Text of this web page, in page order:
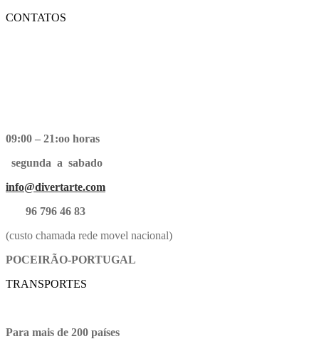
CONTATOS
09:00 – 21:oo horas
segunda a sabado
info@divertarte.com
96 796 46 83
(custo chamada rede movel nacional)
POCEIRÃO-PORTUGAL
TRANSPORTES
Para mais de 200 países